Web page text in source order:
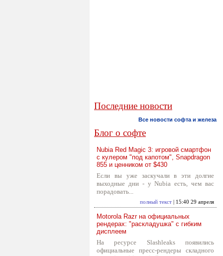
Последние новости
Все новости софта и железа
Блог о софте
Nubia Red Magic 3: игровой смартфон
с кулером "под капотом", Snapdragon
855 и ценником от $430
Если вы уже заскучали в эти долгие
выходные дни - у Nubia есть, чем вас
порадовать...
полный текст | 15:40 29 апреля
Motorola Razr на официальных
рендерах: "раскладушка" с гибким
дисплеем
На ресурсе Slashleaks появились
официальные пресс-рендеры складного